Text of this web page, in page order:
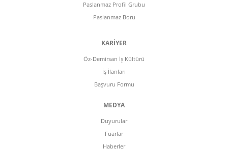
Paslanmaz Profil Grubu
Paslanmaz Boru
KARİYER
Öz-Demirsan İş Kültürü
İş İlanları
Başvuru Formu
MEDYA
Duyurular
Fuarlar
Haberler